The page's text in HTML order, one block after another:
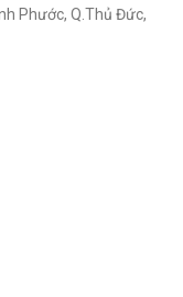
Phước, Q.Thủ Đức,